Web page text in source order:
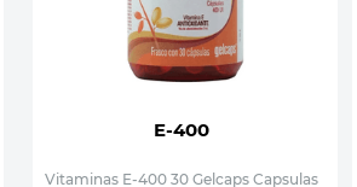
E-400
Vitaminas E-400 30 Gelcaps Capsulas